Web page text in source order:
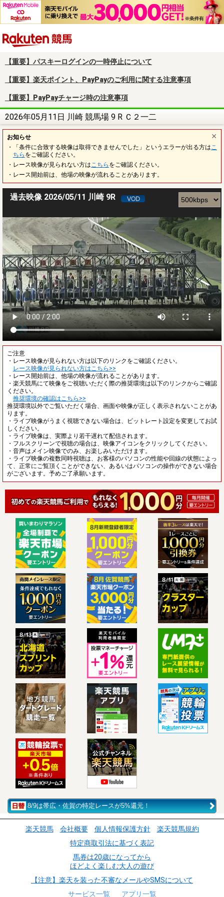
【重要】パスキーログインの一時停止について
【重要】楽天ポイント、PayPayのご利用に関する注意事項
【重要】PayPayチャージ時の注意事項
2026年05月11日 川崎 競馬場 9 R Ｃ２一二
お知らせ
・「条件に合致する映像は取得できませんでした」というエラーが出る方は こ
ちら をご確認ください。
・レース映像が見られない方は こちら をご確認ください。
・レース開始前は、他場の映像が流れることがあります。
過去映像 2026/05/11 川崎 9R
ご注意
・レース映像が見られない方は以下のリンクをご確認ください。
レース映像が見られない方はこちら>>
・レース開始前は、他場の映像が流れることがあります。
・楽天競馬にて映像をご視聴いただく際の推奨環境は以下のリンクからご確認
ください。
推奨環境の確認はこちら>>
推奨環境以外でご覧いただく場合、画面や映像が正しく表示されないことがあ
ります。
・ライブ映像がうまく視聴できない場合は、ビットレート設定を変更してお試
しください。
・ライブ映像は、実際より若干遅れて配信されます。
・フルスクリーンで視聴の場合は、映像アイコンをクリックしてください。
・音声はメイン映像でのみ、お楽しみいただけます。
・ライブ映像の複数同時視聴は、お客様のパソコンの性能や回線の状態によっ
て、正常にご覧頂くことができない、あるいはパソコンの操作ができない場合
がございます。予めご了承願います。
8/9は帯広・佐賀の特定レースが5%還元！
楽天競馬 会社概要 個人情報保護方針
楽天競馬規約
特定商取引法に基づく表記
馬券は20歳になってから
ほどよく楽しむ大人の遊び
【注意】楽天を装った不審なメールやSMSについて
サービス一覧
アプリ一覧